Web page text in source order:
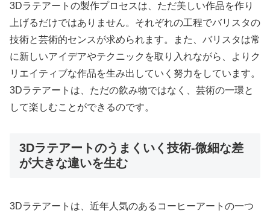
3Dラテアートの製作プロセスは、ただ美しい作品を作り
上げるだけではありません。それぞれの工程でバリスタの
技術と芸術的センスが求められます。また、バリスタは常
に新しいアイデアやテクニックを取り入れながら、よりク
リエイティブな作品を生み出していく努力をしています。
3Dラテアートは、ただの飲み物ではなく、芸術の一環と
して楽しむことができるのです。
3Dラテアートのうまくいく技術-微細な差
が大きな違いを生む
3Dラテアートは、近年人気のあるコーヒーアートの一つ